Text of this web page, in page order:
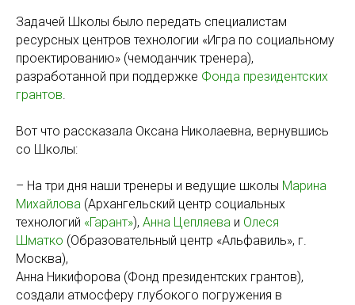
Задачей Школы было передать специалистам
ресурсных центров технологии «Игра по социальному
проектированию» (чемоданчик тренера),
разработанной при поддержке Фонда президентских
грантов.
Вот что рассказала Оксана Николаевна, вернувшись
со Школы:
– На три дня наши тренеры и ведущие школы Марина
Михайлова (Архангельский центр социальных
технологий «Гарант»), Анна Цепляева и Олеся
Шматко (Образовательный центр «Альфавиль», г.
Москва),
Анна Никифорова (Фонд президентских грантов),
создали атмосферу глубокого погружения в